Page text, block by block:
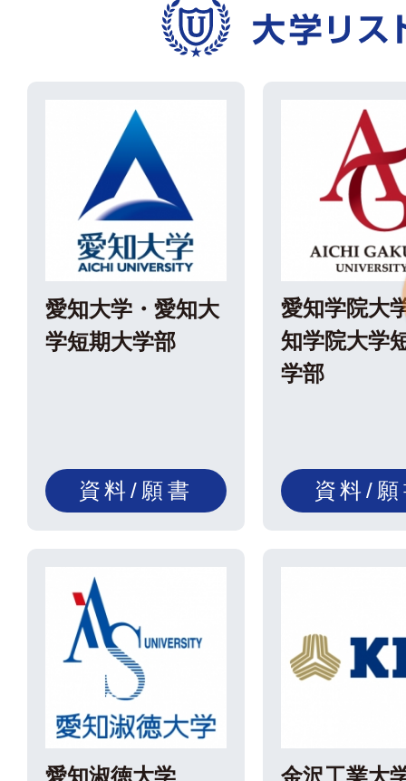
愛知大学・愛知大
学短期大学部
資料/願書
愛知学院大
知学院大学
学部
資料/
愛知淑徳大学 金沢工業大